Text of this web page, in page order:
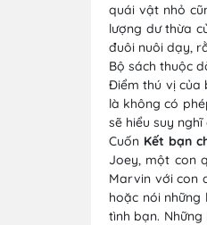
quái vật nhỏ
lượng dư thừa
đuôi nuôi dạy,
Bộ sách thuộc
Điểm thú vị của
là không có
sẽ hiểu suy
Cuốn Kết bạn
Joey, một con
Marvin với con
hoặc nói
tình bạn.